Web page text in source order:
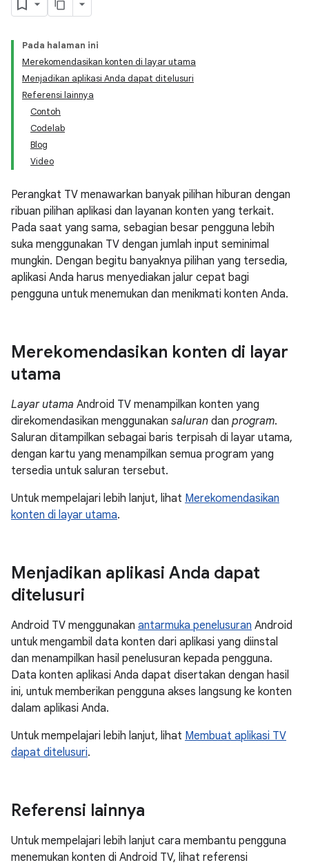
Pada halaman ini
Merekomendasikan konten di layar utama
Menjadikan aplikasi Anda dapat ditelusuri
Referensi lainnya
Contoh
Codelab
Blog
Video
Perangkat TV menawarkan banyak pilihan hiburan dengan
ribuan pilihan aplikasi dan layanan konten yang terkait.
Pada saat yang sama, sebagian besar pengguna lebih
suka menggunakan TV dengan jumlah input seminimal
mungkin. Dengan begitu banyaknya pilihan yang tersedia,
aplikasi Anda harus menyediakan jalur cepat bagi
pengguna untuk menemukan dan menikmati konten Anda.
Merekomendasikan konten di layar
utama
Layar utama Android TV menampilkan konten yang
direkomendasikan menggunakan saluran dan program.
Saluran ditampilkan sebagai baris terpisah di layar utama,
dengan kartu yang menampilkan semua program yang
tersedia untuk saluran tersebut.
Untuk mempelajari lebih lanjut, lihat Merekomendasikan
konten di layar utama.
Menjadikan aplikasi Anda dapat
ditelusuri
Android TV menggunakan antarmuka penelusuran Android
untuk mengambil data konten dari aplikasi yang diinstal
dan menampilkan hasil penelusuran kepada pengguna.
Data konten aplikasi Anda dapat disertakan dengan hasil
ini, untuk memberikan pengguna akses langsung ke konten
dalam aplikasi Anda.
Untuk mempelajari lebih lanjut, lihat Membuat aplikasi TV
dapat ditelusuri.
Referensi lainnya
Untuk mempelajari lebih lanjut cara membantu pengguna
menemukan konten di Android TV, lihat referensi